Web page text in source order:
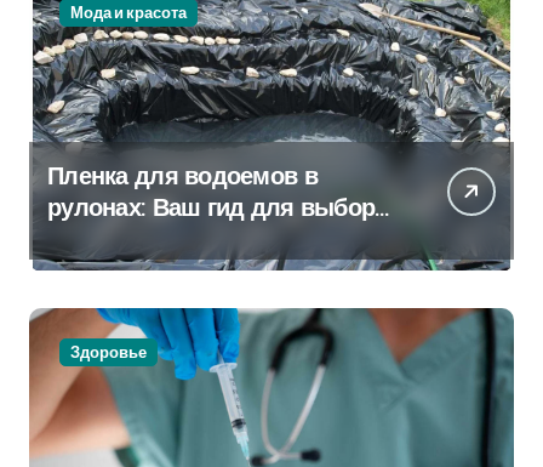
Мода и красота
Пленка для водоемов в
рулонах: Ваш гид для выбора
и применения
Здоровье